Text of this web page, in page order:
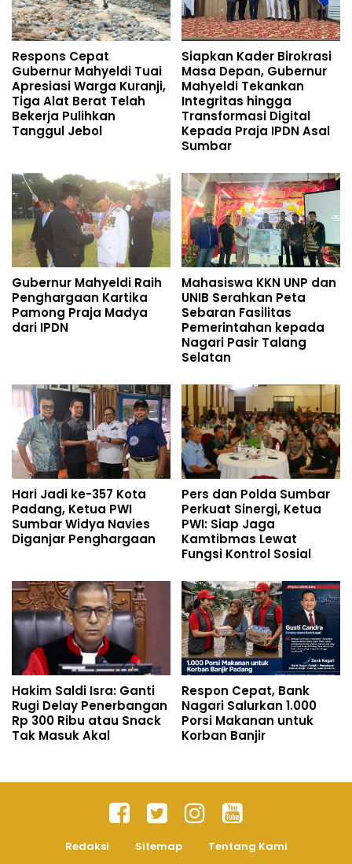
Respons Cepat
Gubernur Mahyeldi Tuai
Apresiasi Warga Kuranji,
Tiga Alat Berat Telah
Bekerja Pulihkan
Tanggul Jebol
Siapkan Kader Birokrasi
Masa Depan, Gubernur
Mahyeldi Tekankan
Integritas hingga
Transformasi Digital
Kepada Praja IPDN Asal
Sumbar
Gubernur Mahyeldi Raih
Penghargaan Kartika
Pamong Praja Madya
dari IPDN
Mahasiswa KKN UNP dan
UNIB Serahkan Peta
Sebaran Fasilitas
Pemerintahan kepada
Nagari Pasir Talang
Selatan
Hari Jadi ke-357 Kota
Padang, Ketua PWI
Sumbar Widya Navies
Diganjar Penghargaan
Pers dan Polda Sumbar
Perkuat Sinergi, Ketua
PWI: Siap Jaga
Kamtibmas Lewat
Fungsi Kontrol Sosial
Hakim Saldi Isra: Ganti
Rugi Delay Penerbangan
Rp 300 Ribu atau Snack
Tak Masuk Akal
Respon Cepat, Bank
Nagari Salurkan 1.000
Porsi Makanan untuk
Korban Banjir
Redaksi Sitemap
Tentang Kami